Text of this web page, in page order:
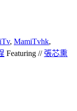
, MamiTvhk,
Featuring // 張芯熏